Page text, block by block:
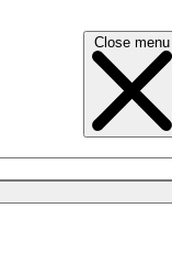
Close menu